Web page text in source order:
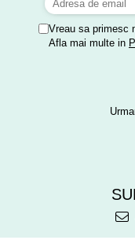
Vreau sa primesc
Afla mai multe in